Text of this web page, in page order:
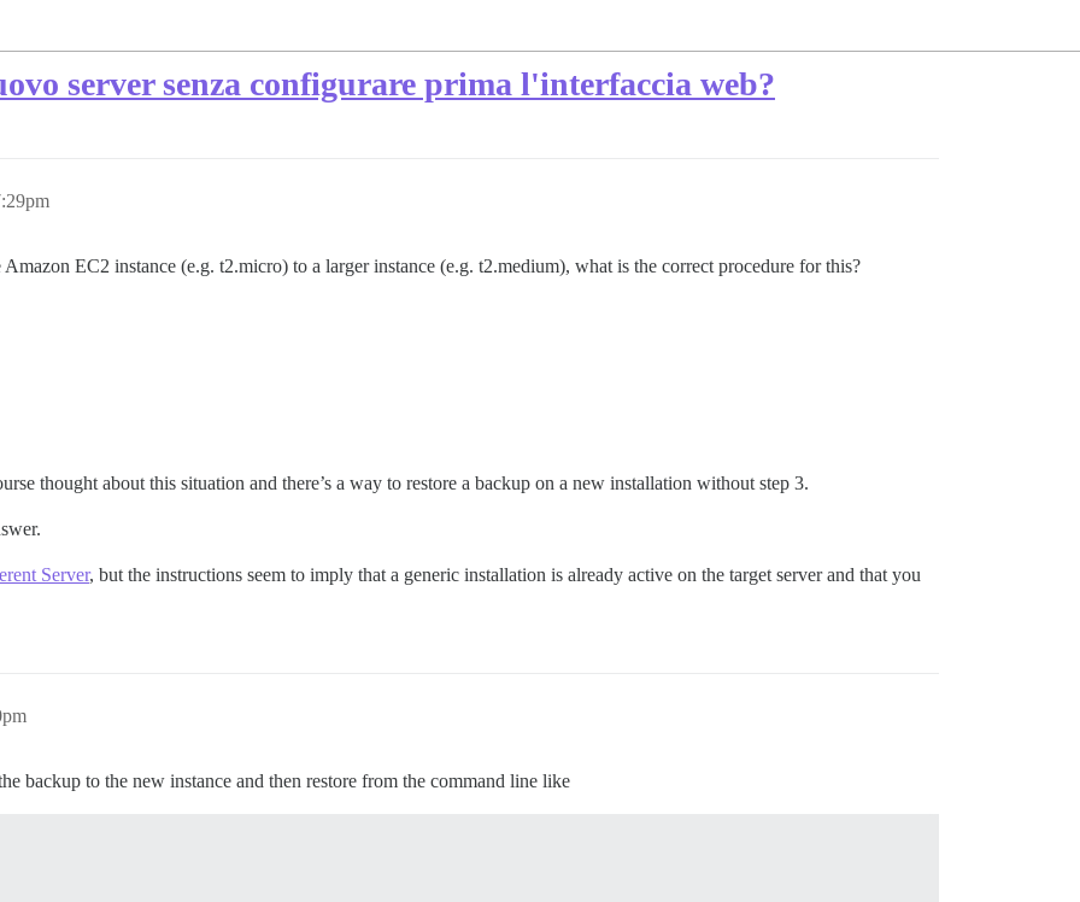
server senza configurare prima l'interfaccia web?
EC2 instance (e.g. t2.micro) to a larger instance (e.g. t2.medium), what is the correct procedure for this?
thought about this situation and there’s a way to restore a backup on a new installation without step 3.
Server, but the instructions seem to imply that a generic installation is already active on the target server and that you
backup to the new instance and then restore from the command line like